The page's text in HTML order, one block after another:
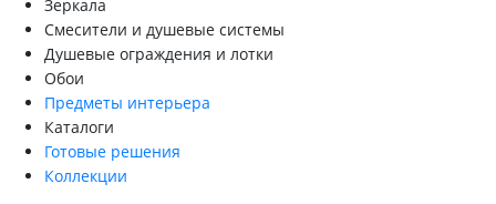
Зеркала
Смесители и душевые системы
Душевые ограждения и лотки
Обои
Предметы интерьера
Каталоги
Готовые решения
Коллекции